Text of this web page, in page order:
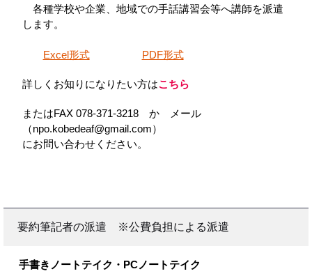
各種学校や企業、地域での手話講習会等へ講師を派遣
します。
Excel形式 PDF形式
詳しくお知りになりたい方はこちら
またはFAX 078-371-3218 か メール
（npo.kobedeaf@gmail.com）
にお問い合わせください。
要約筆記者の派遣 ※公費負担による派遣
手書きノートテイク・PCノートテイク